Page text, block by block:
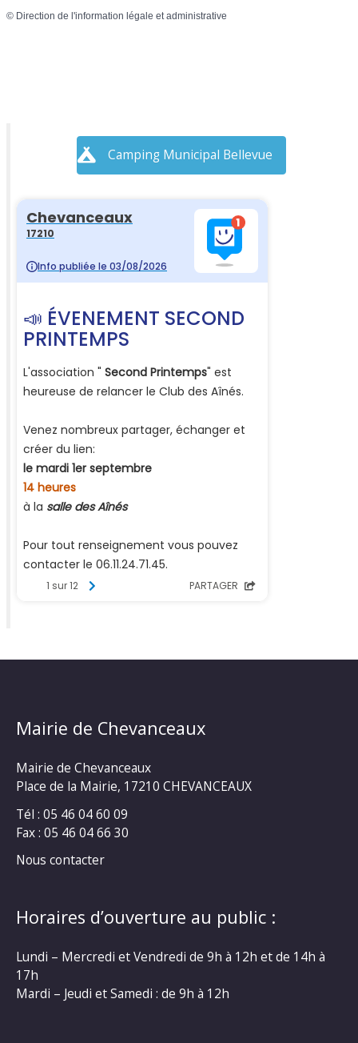
© Direction de l'information légale et administrative
Camping Municipal Bellevue
Mairie de Chevanceaux
Mairie de Chevanceaux
Place de la Mairie, 17210 CHEVANCEAUX
Tél : 05 46 04 60 09
Fax : 05 46 04 66 30
Nous contacter
Horaires d’ouverture au public :
Lundi – Mercredi et Vendredi de 9h à 12h et de 14h à
17h
Mardi – Jeudi et Samedi : de 9h à 12h